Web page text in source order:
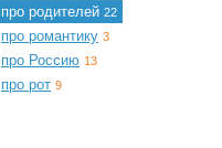
про родителей 22
про романтику 3
про Россию 13
про рот 9